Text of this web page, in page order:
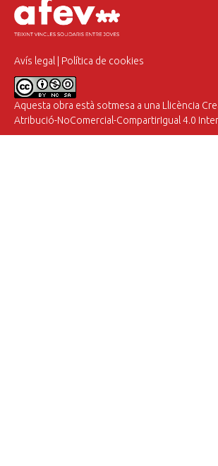
Avís legal Política de cookies
Aquesta obra està sotmesa a una Llicència
Atribució-NoComercial-CompartirIgual 4.0